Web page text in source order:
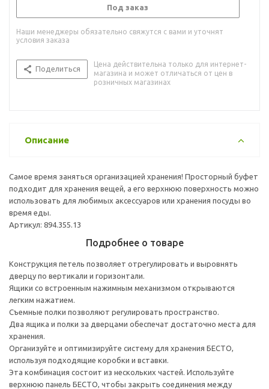
Под заказ
Наши менеджеры обязательно свяжутся с вами и уточнят
условия заказа
Поделиться
Цена действительна только для интернет-
магазина и может отличаться от цен в
розничных магазинах
Описание
Самое время заняться организацией хранения! Просторный буфет
подходит для хранения вещей, а его верхнюю поверхность можно
использовать для любимых аксессуаров или хранения посуды во
время еды.
Артикул: 894.355.13
Подробнее о товаре
Конструкция петель позволяет отрегулировать и выровнять
дверцу по вертикали и горизонтали.
Ящики со встроенным нажимным механизмом открываются
легким нажатием.
Съемные полки позволяют регулировать пространство.
Два ящика и полки за дверцами обеспечат достаточно места для
хранения.
Организуйте и оптимизируйте систему для хранения БЕСТО,
используя подходящие коробки и вставки.
Эта комбинация состоит из нескольких частей. Используйте
верхнюю панель БЕСТО, чтобы закрыть соединения между